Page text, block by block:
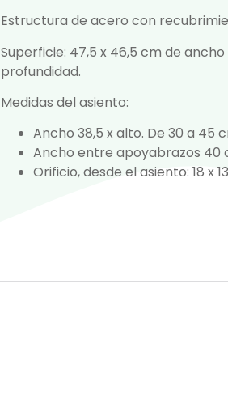
Estructura de acero con
Superficie: 47,5 x 46,5 cm de
profundidad.
Medidas del asiento:
Ancho 38,5 x alto. De 30 a 45
Ancho entre apoyabrazos 40
Orificio, desde el asiento: 18 x